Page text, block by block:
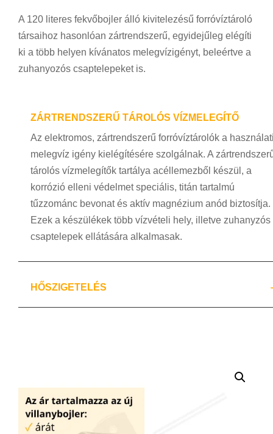
A 120 literes fekvőbojler álló kivitelezésű forróvíztároló
társaihoz hasonlóan zártrendszerű, egyidejűleg elégíti
ki a több helyen kívánatos melegvízigényt, beleértve a
zuhanyozós csaptelepeket is.
ZÁRTRENDSZERŰ TÁROLÓS VÍZMELEGÍTŐ
Az elektromos, zártrendszerű forróvíztárolók a
melegvíz igény kielégítésére szolgálnak. A
tárolós vízmelegítők tartálya acéllemezből készül, a
korrózió elleni védelmet speciális, titán tartalmú
tűzzománc bevonat és aktív magnézium anód biztosítja.
Ezek a készülékek több vízvételi hely, illetve zuhanyzós
csaptelepek ellátására alkalmasak.
HŐSZIGETELÉS